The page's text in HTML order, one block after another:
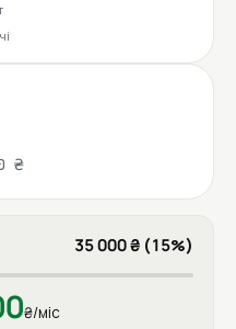
₴
35 000 ₴ (15%)
₴/міс